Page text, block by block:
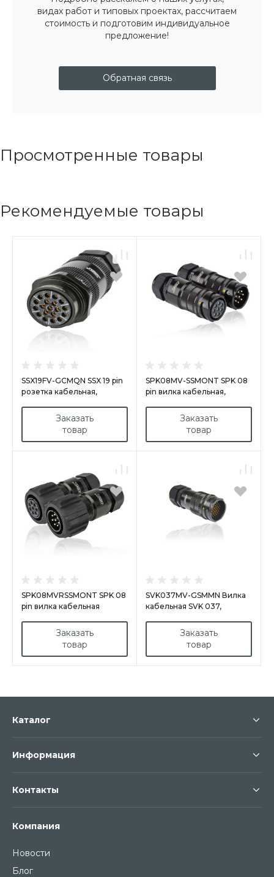
видах работ и типовых проектах, рассчитаем
стоимость и подготовим индивидуальное
предложение!
Обратная связь
Просмотренные товары
Рекомендуемые товары
SSX19FV-GCMQN SSX 19 pin
розетка кабельная,
золотом, под обжим (каб.
Заказать
товар
SPK08MV-SSMONT SPK 08
pin вилка кабельная,
серебро, под пайку,
фиксирующего кольца,
Заказать
товар
SPK08MVRSSMONT SPK 08
pin вилка кабельная
контактов серебро, под
Заказать
товар
SVK037MV-GSMMN Вилка
кабельная SVK 037,
золотом, под пайку, каб. 11-
Заказать
товар
Компания
Новости
Блог
Каталог
Информация
Контакты